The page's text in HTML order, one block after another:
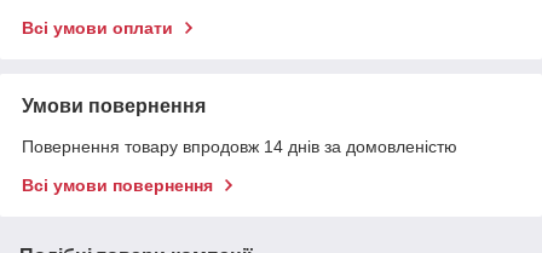
Всі умови оплати
Умови повернення
Повернення товару впродовж 14 днів за домовленістю
Всі умови повернення